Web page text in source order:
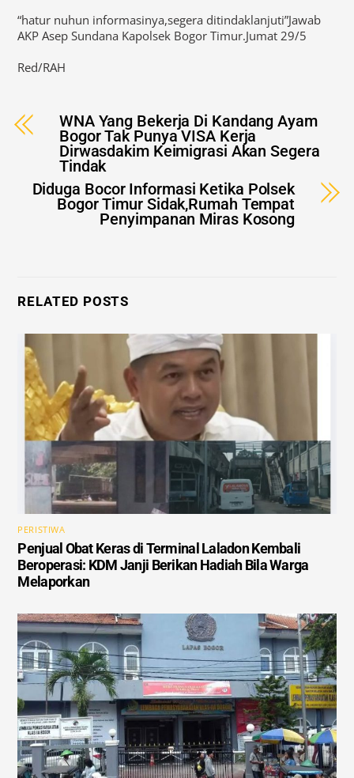
“hatur nuhun informasinya,segera ditindaklanjuti”Jawab
AKP Asep Sundana Kapolsek Bogor Timur.Jumat 29/5
Red/RAH
WNA Yang Bekerja Di Kandang Ayam
Bogor Tak Punya VISA Kerja
Dirwasdakim Keimigrasi Akan Segera
Tindak
Diduga Bocor Informasi Ketika Polsek
Bogor Timur Sidak,Rumah Tempat
Penyimpanan Miras Kosong
RELATED POSTS
PERISTIWA
Penjual Obat Keras di Terminal Laladon Kembali
Beroperasi: KDM Janji Berikan Hadiah Bila Warga
Melaporkan